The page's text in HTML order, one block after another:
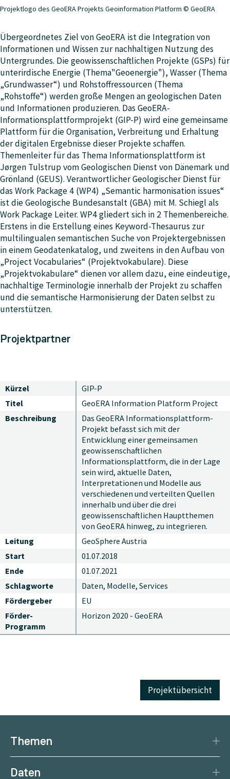
Projektlogo des GeoERA Projekts Geoinformation Platform © GeoERA
Übergeordnetes Ziel von GeoERA ist die Integration von
Informationen und Wissen zur nachhaltigen Nutzung des
Untergrundes. Die geowissenschaftlichen Projekte (GSPs) für
unterirdische Energie (Thema"Geoenergie"), Wasser (Thema
„Grundwasser“) und Rohstoffressourcen (Thema
„Rohstoffe“) werden große Mengen an geologischen Daten
und Informationen produzieren. Das GeoERA-
Informationsplattformprojekt (GIP-P) wird eine gemeinsame
Plattform für die Organisation, Verbreitung und Erhaltung
der digitalen Ergebnisse dieser Projekte schaffen.
Themenleiter für das Thema Informationsplattform ist
Jørgen Tulstrup vom Geologischen Dienst von Dänemark und
Grönland (GEUS). Verantwortlicher Geologischer Dienst für
das Work Package 4 (WP4) „Semantic harmonisation issues“
ist die Geologische Bundesanstalt (GBA) mit M. Schiegl als
Work Package Leiter. WP4 gliedert sich in 2 Themenbereiche.
Erstens in die Erstellung eines Keyword-Thesaurus zur
multilingualen semantischen Suche von Projektergebnissen
in einem Geodatenkatalog, und zweitens in den Aufbau von
„Project Vocabularies“ (Projektvokabulare). Diese
„Projektvokabulare“ dienen vor allem dazu, eine eindeutige,
nachhaltige Terminologie innerhalb der Projekt zu schaffen
und die semantische Harmonisierung der Daten selbst zu
unterstützen.
Projektpartner
Kürzel
GIP-P
Titel
GeoERA Information Platform Project
Beschreibung
Das GeoERA Informationsplattform-
Projekt befasst sich mit der
Entwicklung einer gemeinsamen
geowissenschaftlichen
Informationsplattform, die in der Lage
sein wird, aktuelle Daten,
Interpretationen und Modelle aus
verschiedenen und verteilten Quellen
innerhalb und über die drei
geowissenschaftlichen Hauptthemen
von GeoERA hinweg, zu integrieren.
Leitung
GeoSphere Austria
Start
01.07.2018
Ende
01.07.2021
Schlagworte
Daten, Modelle, Services
Fördergeber
EU
Förder-
Programm
Horizon 2020 - GeoERA
Projektübersicht
Themen
Daten